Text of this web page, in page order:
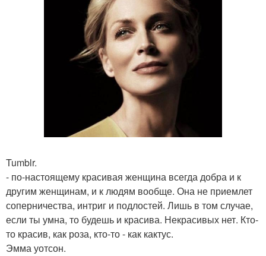
Tumblr.
- по-настоящему красивая женщина всегда добра и к
другим женщинам, и к людям вообще. Она не приемлет
соперничества, интриг и подлостей. Лишь в том случае,
если ты умна, то будешь и красива. Некрасивых нет. Кто-
то красив, как роза, кто-то - как кактус.
Эмма уотсон.